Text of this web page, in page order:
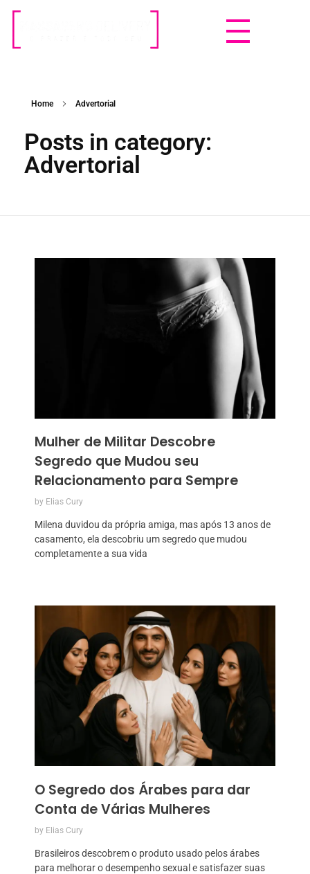
Home Advertorial
Posts in category:
Advertorial
Mulher de Militar Descobre
Segredo que Mudou seu
Relacionamento para Sempre
by Elias Cury
Milena duvidou da própria amiga, mas após 13 anos de
casamento, ela descobriu um segredo que mudou
completamente a sua vida
O Segredo dos Árabes para dar
Conta de Várias Mulheres
by Elias Cury
Brasileiros descobrem o produto usado pelos árabes
para melhorar o desempenho sexual e satisfazer suas